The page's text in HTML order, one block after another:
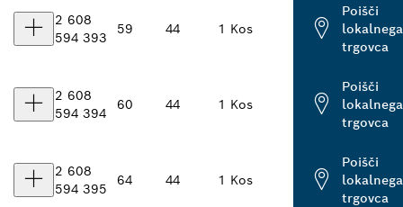
2 608
594 393
59 44 1 Kos
Poišči
lokalnega
trgovca
2 608
594 394
60 44 1 Kos
Poišči
lokalnega
trgovca
2 608
594 395
64 44 1 Kos
Poišči
lokalnega
trgovca